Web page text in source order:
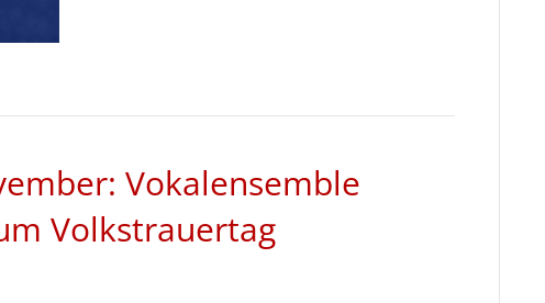
Vokalensemble
Volkstrauertag